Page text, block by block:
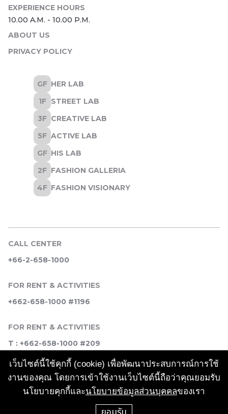
เว็บไซต์นี้ใช้คุกกี้ (cookie) เพื่อพัฒนาประสบการณ์การใช้
งานของคุณ โดยการเข้าใช้งานเว็บไซต์นี้ถือว่าคุณยอมรับ
นโยบายคุกกี้และนโยบายข้อมูลส่วนบุคคลของเรา
ยอมรับ
ABOUT US
PRIVACY POLICY
CALL CENTER
+66-2-658-1000
FOR RENT & ACTIVITIES
+662-658-1000 #1196
FOR RENT & ACTIVITIES
T : +662-658-1000 #209
SOCIAL MEDIA